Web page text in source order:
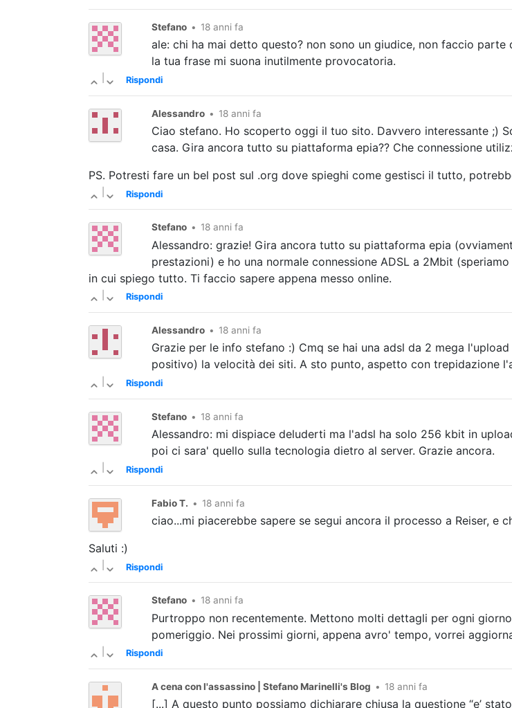
Stefano • 18 anni fa
ale: chi ha mai detto questo? non sono un giudice, non faccio parte della
la tua frase mi suona inutilmente provocatoria.
Rispondi
Alessandro • 18 anni fa
Ciao stefano. Ho scoperto oggi il tuo sito. Davvero interessante ;)
casa. Gira ancora tutto su piattaforma epia?? Che connessione
PS. Potresti fare un bel post sul .org dove spieghi come gestisci il tutto,
Rispondi
Stefano • 18 anni fa
Alessandro: grazie! Gira ancora tutto su piattaforma epia
prestazioni) e ho una normale connessione ADSL a 2Mbit
in cui spiego tutto. Ti faccio sapere appena messo online.
Rispondi
Alessandro • 18 anni fa
Grazie per le info stefano :) Cmq se hai una adsl da 2 mega l'upload presumo sia 384k, e devo dire che mi ha sorpreso (in
positivo) la velocità dei siti. A sto punto, aspetto con trepidazione
Rispondi
Stefano • 18 anni fa
Alessandro: mi dispiace deluderti ma l'adsl ha solo 256 kbit in
poi ci sara' quello sulla tecnologia dietro al server. Grazie ancora.
Rispondi
Fabio T. • 18 anni fa
ciao...mi piacerebbe sapere se segui ancora il processo a Reiser, e
Saluti :)
Rispondi
Stefano • 18 anni fa
Purtroppo non recentemente. Mettono molti dettagli per ogni
pomeriggio. Nei prossimi giorni, appena avro' tempo, vorrei
Rispondi
A cena con l'assassino | Stefano Marinelli's Blog • 18 anni fa
[...] A questo punto possiamo dichiarare chiusa la questione “e’